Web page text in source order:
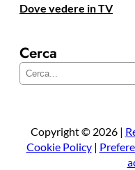
Dove vedere in TV
Cerca
Copyright © 2026 |
Cookie Policy|